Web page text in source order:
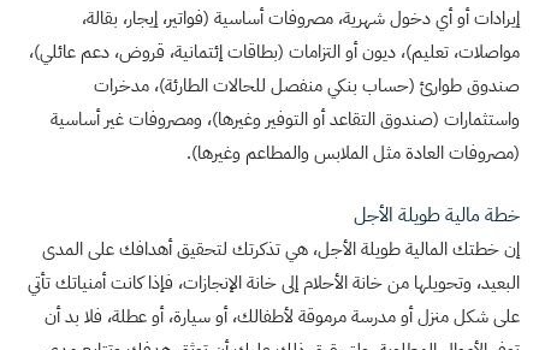
إيرادات أو أي دخول شهرية، مصروفات أساسية (فواتير، إيجار، بقالة،
مواصلات، تعليم)، ديون أو التزامات (بطاقات إئتمانية، قروض، دعم عائلي)،
صندوق طوارئ (حساب بنكي منفصل للحالات الطارئة)، مدخرات
واستثمارات (صندوق التقاعد أو التوفير وغيرها)، ومصروفات غير أساسية
(مصروفات العادة مثل الملابس والمطاعم وغيرها).
خطة مالية طويلة الأجل
إن خطتك المالية طويلة الأجل، هي تذكرتك لتحقيق أهدافك على المدى
البعيد، وتحويلها من خانة الأحلام إلى خانة الإنجازات، فإذا كانت أمنياتك تأتي
على شكل منزل أو مدرسة مرموقة لأطفالك، أو سيارة، أو عطلة، فلا بد أن